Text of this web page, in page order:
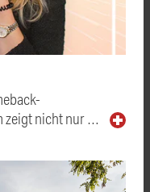
zeigt nicht nur …